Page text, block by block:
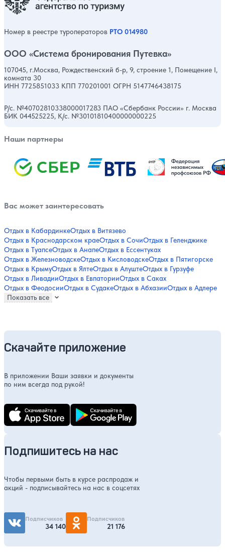
Номер в реестре туроператоров РТО 014980
ООО «Система бронирования Путевка»
107045, г.Москва, Рождественский б-р, 9, строение 1, Помещение I,
комната 30
ИНН 7725851033 КПП 770201001 ОГРН 5147746438175
Р/с. №40702810338000017283 ПАО «Сбербанк России» г. Москва
БИК 044525225, К/с. №30101810400000000225
Наши партнеры
Вас может заинтересовать
Отдых в КабардинкеОтдых в Витязево
Отдых в Краснодарском краеОтдых в СочиОтдых в Геленджике
Отдых в ТуапсеОтдых в АнапеОтдых в Ессентуках
Отдых в ЖелезноводскеОтдых в КисловодскеОтдых в Пятигорске
Отдых в КрымуОтдых в ЯлтеОтдых в АлуштеОтдых в Гурзуфе
Отдых в ЛивадииОтдых в ЕвпаторииОтдых в Саках
Отдых в ФеодосииОтдых в СудакеОтдых в АбхазииОтдых в Адлере
Показать все
Скачайте приложение
В приложении Ваши заявки и документы
по ним всегда под рукой!
Подпишитесь на нас
Чтобы первыми быть в курсе распродаж и
акций - подписывайтесь на нас в соцсетях
Подписчиков
34 140
Подписчиков
21 176